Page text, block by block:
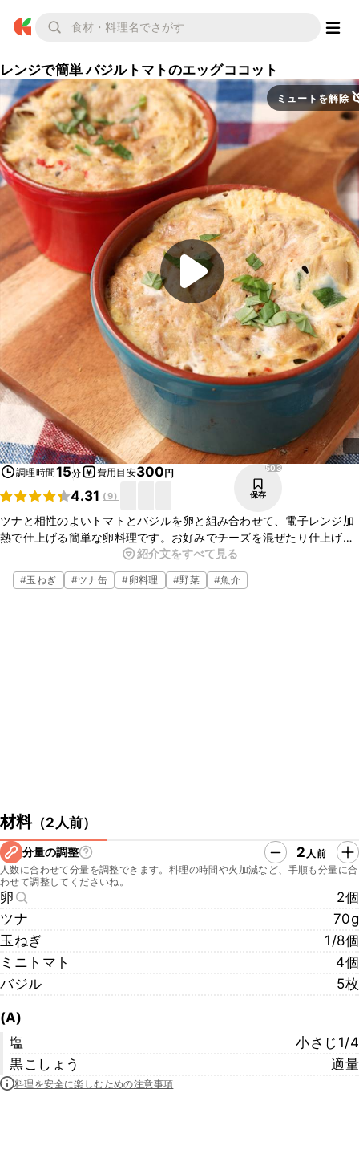
レンジで簡単 バジルトマトのエッグココット
ミュートを解除
調理時間15分 費用目安300円
4.31 (9)
503
保存
ツナと相性のよいトマトとバジルを卵と組み合わせて、電子レンジ加
熱で仕上げる簡単な卵料理です。お好みでチーズを混ぜたり仕上げに
かけたりしても、美味しく食べられますよ。忙しい朝やもうひと品欲
しい時に、ぜひお試しください。
紹介文をすべて見る
#玉ねぎ #ツナ缶 #卵料理 #野菜 #魚介
材料（2人前）
分量の調整 2 人前
人数に合わせて分量を調整できます。料理の時間や火加減など、手順も分量に合
わせて調整してくださいね。
卵
2個
ツナ
70g
玉ねぎ
1/8個
ミニトマト
4個
バジル
5枚
(A)
塩
小さじ1/4
黒こしょう
適量
料理を安全に楽しむための注意事項